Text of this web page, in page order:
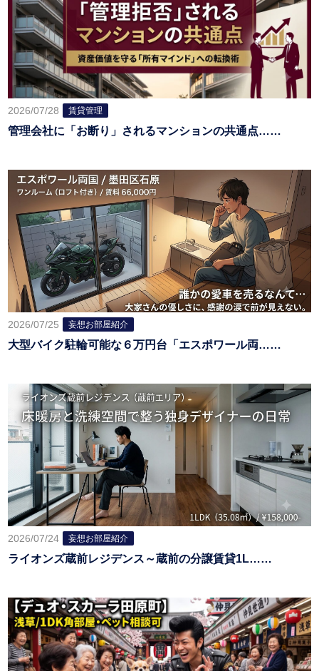
2026/07/28 賃貸管理
管理会社に「お断り」されるマンションの共通点……
2026/07/25 妄想お部屋紹介
大型バイク駐輪可能な６万円台「エスポワール両……
2026/07/24 妄想お部屋紹介
ライオンズ蔵前レジデンス～蔵前の分譲賃貸1L……